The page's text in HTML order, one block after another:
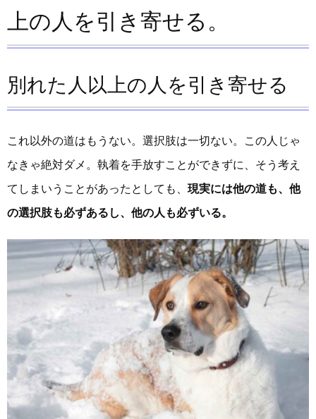
上の人を引き寄せる。
別れた人以上の人を引き寄せる
これ以外の道はもうない。選択肢は一切ない。この人じゃ
なきゃ絶対ダメ。執着を手放すことができずに、そう考え
てしまいうことがあったとしても、 現実には他の道も、他
の選択肢も必ずあるし、他の人も必ずいる。